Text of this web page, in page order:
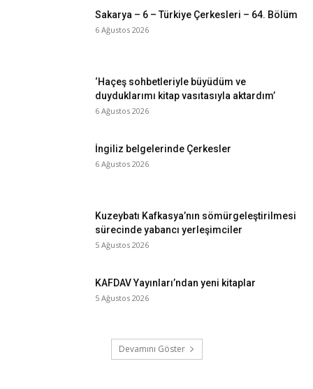
Sakarya – 6 – Türkiye Çerkesleri – 64. Bölüm
6 Ağustos 2026
‘Haçeş sohbetleriyle büyüdüm ve
duyduklarımı kitap vasıtasıyla aktardım’
6 Ağustos 2026
İngiliz belgelerinde Çerkesler
6 Ağustos 2026
Kuzeybatı Kafkasya’nın sömürgeleştirilmesi
sürecinde yabancı yerleşimciler
5 Ağustos 2026
KAFDAV Yayınları’ndan yeni kitaplar
5 Ağustos 2026
Devamını Göster